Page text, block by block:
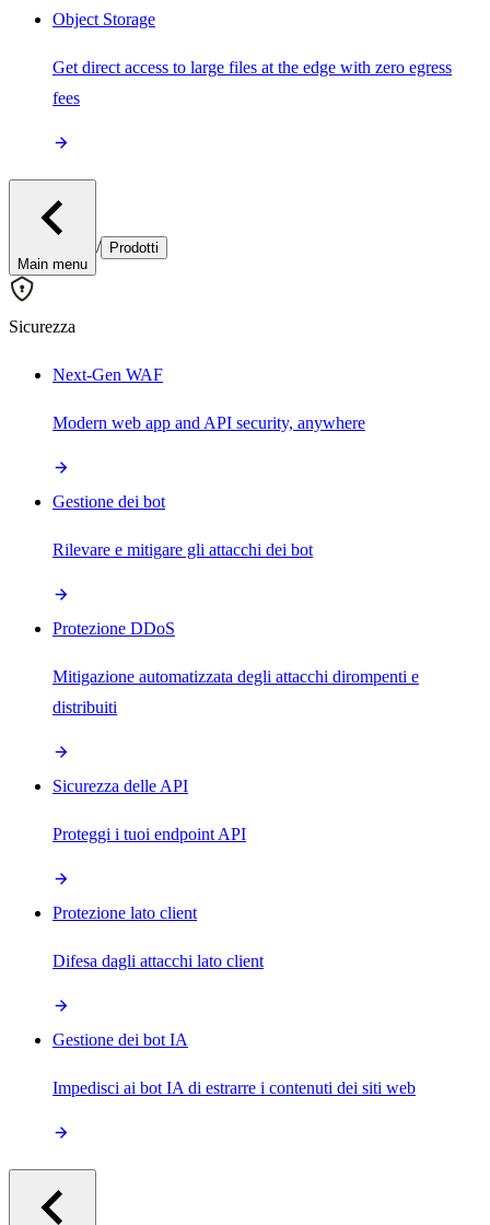
Object Storage
Get direct access to large files at the edge with zero egress
fees
Main menu
/ Prodotti
Sicurezza
Next-Gen WAF
Modern web app and API security, anywhere
Gestione dei bot
Rilevare e mitigare gli attacchi dei bot
Protezione DDoS
Mitigazione automatizzata degli attacchi dirompenti e
distribuiti
Sicurezza delle API
Proteggi i tuoi endpoint API
Protezione lato client
Difesa dagli attacchi lato client
Gestione dei bot IA
Impedisci ai bot IA di estrarre i contenuti dei siti web